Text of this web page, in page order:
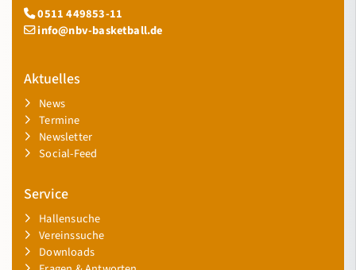
0511 449853-11
info@nbv-basketball.de
Aktuelles
News
Termine
Newsletter
Social-Feed
Service
Hallensuche
Vereinssuche
Downloads